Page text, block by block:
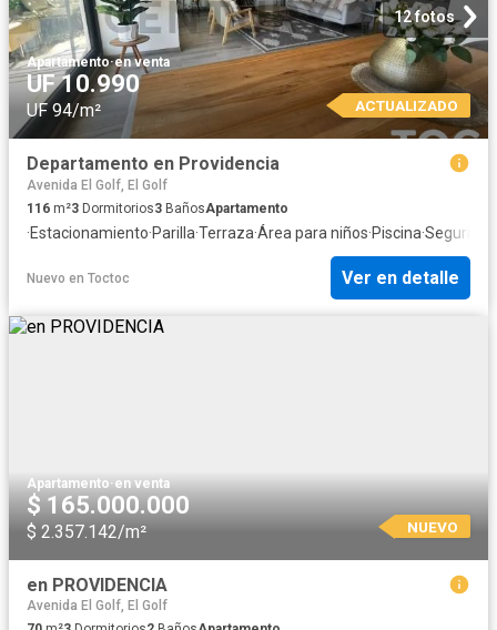
12 fotos
Apartamento·en venta
UF 10.990
UF 94/m² ACTUALIZADO
Departamento en Providencia
Avenida El Golf, El Golf
116 m²3 Dormitorios3 BañosApartamento
·Estacionamiento·Parilla·Terraza·Área para niños·Piscina·Seguridad
Nuevo en Toctoc Ver en detalle
Apartamento·en venta
$ 165.000.000
$ 2.357.142/m² NUEVO
en PROVIDENCIA
Avenida El Golf, El Golf